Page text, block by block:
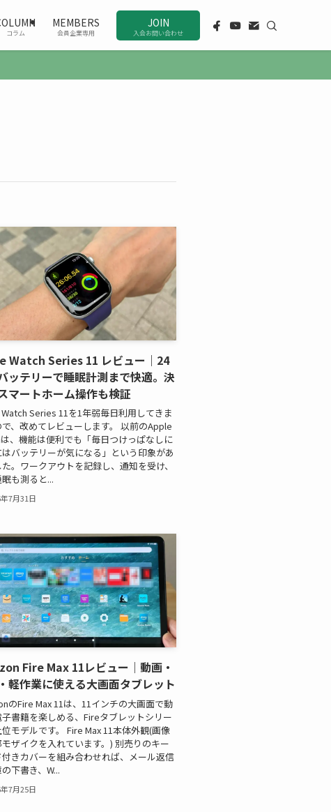
コラム
MEMBERS
会員企業専用
JOIN
入会お問い合わせ
Watch Series 11 レビュー｜24
ッテリーで睡眠計測まで快適。決
マートホーム操作も検証
Series 11を1年弱毎日利用してきま
で、改めてレビューします。 以前のApple
、機能は便利でも「毎日つけっぱなしに
バッテリーが気になる」という印象があ
。ワークアウトを記録し、通知を受け、
も測ると...
7月31日
Fire Max 11レビュー｜動画・
軽作業に使える大画面タブレット
のFire Max 11は、11インチの大画面で動
書籍を楽しめる、Fireタブレットシリー
位モデルです。 Fire Max 11本体外観(画像
ザイクを入れています。) 別売りのキー
付きカバーを組み合わせれば、メール返信
下書き、W...
7月25日